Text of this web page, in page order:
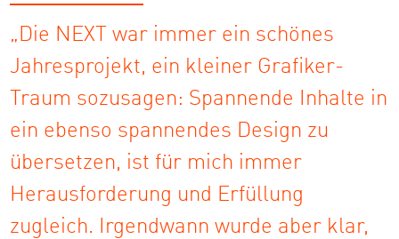
„Die NEXT war immer ein schönes
Jahresprojekt, ein kleiner Grafiker-
Traum sozusagen: Spannende Inhalte in
ein ebenso spannendes Design zu
übersetzen, ist für mich immer
Herausforderung und Erfüllung
zugleich. Irgendwann wurde aber klar,